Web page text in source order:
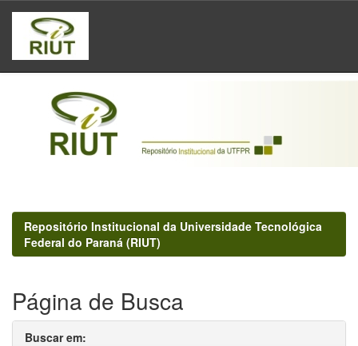
Skip
navigation
Repositório Institucional da Universidade Tecnológica
Federal do Paraná (RIUT)
Página de Busca
Buscar em: